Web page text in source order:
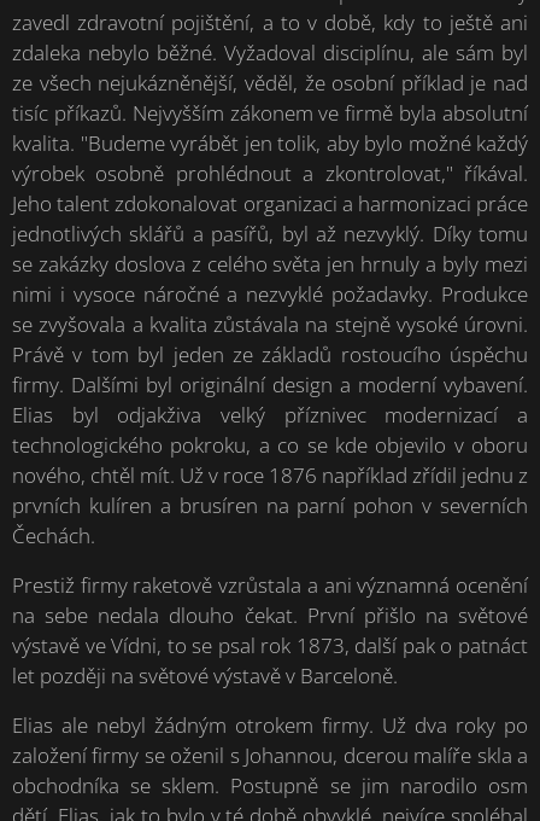
zavedl zdravotní pojištění, a to v době, kdy to ještě ani
zdaleka nebylo běžné. Vyžadoval disciplínu, ale sám byl
ze všech nejukázněnější, věděl, že osobní příklad je nad
tisíc příkazů. Nejvyšším zákonem ve firmě byla absolutní
kvalita. "Budeme vyrábět jen tolik, aby bylo možné každý
výrobek osobně prohlédnout a zkontrolovat," říkával.
Jeho talent zdokonalovat organizaci a harmonizaci práce
jednotlivých sklářů a pasířů, byl až nezvyklý. Díky tomu
se zakázky doslova z celého světa jen hrnuly a byly mezi
nimi i vysoce náročné a nezvyklé požadavky. Produkce
se zvyšovala a kvalita zůstávala na stejně vysoké úrovni.
Právě v tom byl jeden ze základů rostoucího úspěchu
firmy. Dalšími byl originální design a moderní vybavení.
Elias byl odjakživa velký příznivec modernizací a
technologického pokroku, a co se kde objevilo v oboru
nového, chtěl mít. Už v roce 1876 například zřídil jednu z
prvních kulíren a brusíren na parní pohon v severních
Čechách.
Prestiž firmy raketově vzrůstala a ani významná ocenění
na sebe nedala dlouho čekat. První přišlo na světové
výstavě ve Vídni, to se psal rok 1873, další pak o patnáct
let později na světové výstavě v Barceloně.
Elias ale nebyl žádným otrokem firmy. Už dva roky po
založení firmy se oženil s Johannou, dcerou malíře skla a
obchodníka se sklem. Postupně se jim narodilo osm